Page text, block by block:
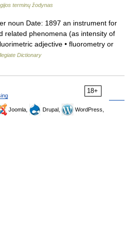
terminų žodynas
noun Date: 1897 an instrument for
related phenomena (as intensity of
adjective • fluorometry or
Dictionary
18+
Joomla, Drupal,
WordPress,